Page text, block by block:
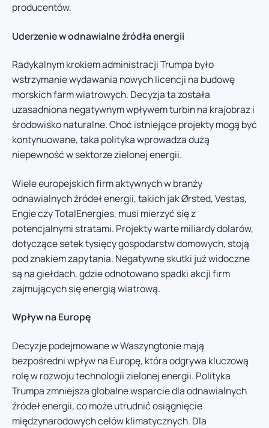
producentów.
Uderzenie w odnawialne źródła energii
Radykalnym krokiem administracji Trumpa było
wstrzymanie wydawania nowych licencji na budowę
morskich farm wiatrowych. Decyzja ta została
uzasadniona negatywnym wpływem turbin na krajobraz i
środowisko naturalne. Choć istniejące projekty mogą być
kontynuowane, taka polityka wprowadza dużą
niepewność w sektorze zielonej energii.
Wiele europejskich firm aktywnych w branży
odnawialnych źródeł energii, takich jak Ørsted, Vestas,
Engie czy TotalEnergies, musi mierzyć się z
potencjalnymi stratami. Projekty warte miliardy dolarów,
dotyczące setek tysięcy gospodarstw domowych, stoją
pod znakiem zapytania. Negatywne skutki już widoczne
są na giełdach, gdzie odnotowano spadki akcji firm
zajmujących się energią wiatrową.
Wpływ na Europę
Decyzje podejmowane w Waszyngtonie mają
bezpośredni wpływ na Europę, która odgrywa kluczową
rolę w rozwoju technologii zielonej energii. Polityka
Trumpa zmniejsza globalne wsparcie dla odnawialnych
źródeł energii, co może utrudnić osiągnięcie
międzynarodowych celów klimatycznych. Dla